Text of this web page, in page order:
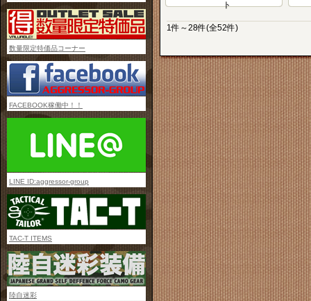
ト
1件～28件(全52件)
数量限定特価品コーナー
FACEBOOK稼働中！！
LINE ID:aggressor-group
TAC-T ITEMS
陸自迷彩